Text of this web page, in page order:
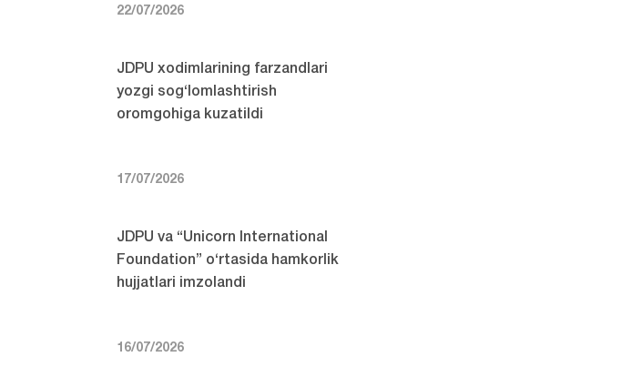
22/07/2026
JDPU xodimlarining farzandlari
yozgi sog‘lomlashtirish
oromgohiga kuzatildi
17/07/2026
JDPU va “Unicorn International
Foundation” o‘rtasida hamkorlik
hujjatlari imzolandi
16/07/2026